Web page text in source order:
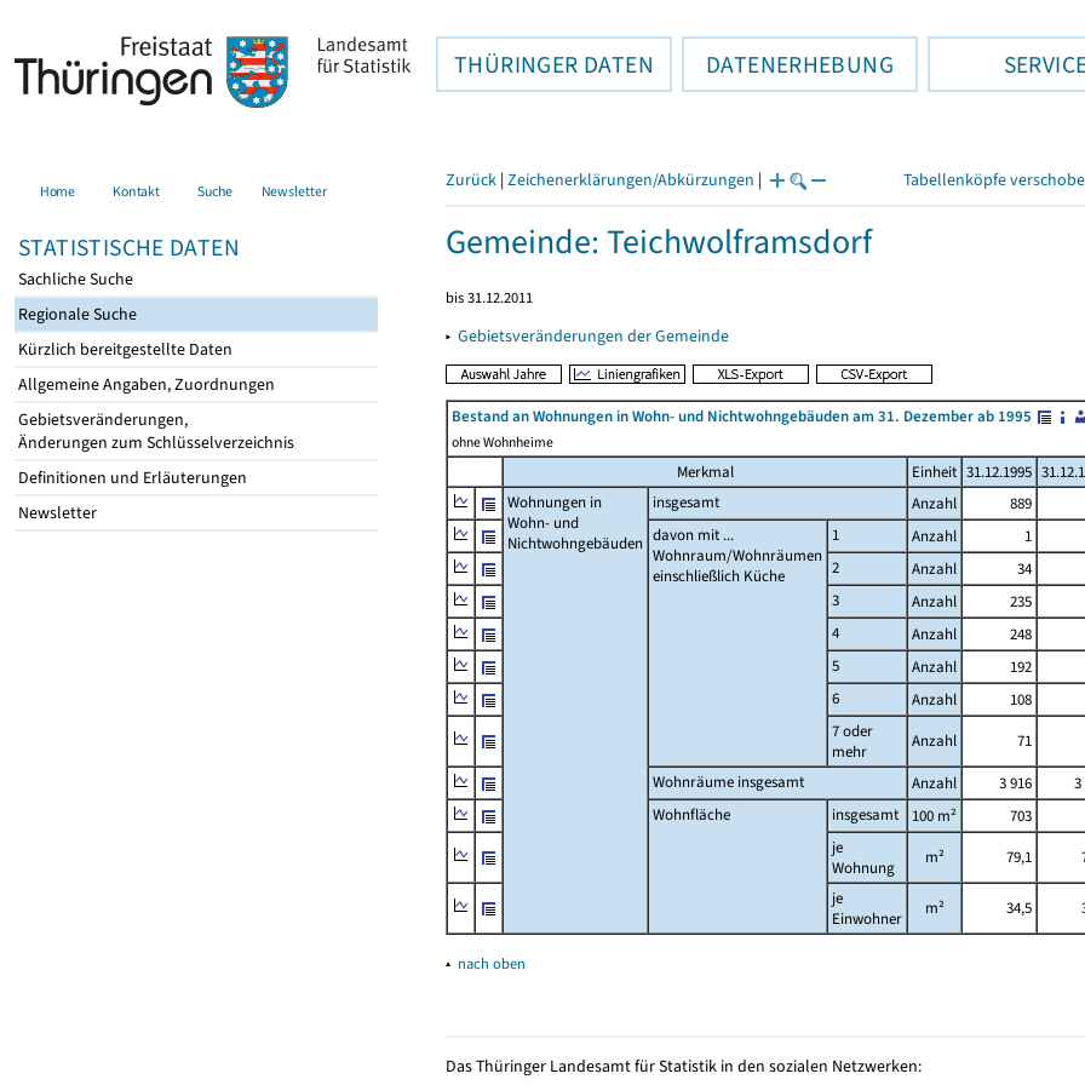
THÜRINGER DATEN DATENERHEBUNG
Home Kontakt Suche Newsletter
STATISTISCHE DATEN
Sachliche Suche
Regionale Suche
Kürzlich bereitgestellte Daten
Allgemeine Angaben, Zuordnungen
Gebietsveränderungen,
Änderungen zum Schlüsselverzeichnis
Definitionen und Erläuterungen
Newsletter
Zurück | Zeichenerklärungen/Abkürzungen | Tabellenköpfe
Gemeinde: Teichwolframsdorf
bis 31.12.2011
▸ Gebietsveränderungen der Gemeinde
Bestand an Wohnungen in Wohn- und Nichtwohngebäuden am 31. Dezember ab 1995
ohne Wohnheime
Merkmal Einheit 31.12.1995
Wohnungen in
Wohn- und
Nichtwohngebäuden
insgesamt Anzahl 889
davon mit ...
Wohnraum/Wohnräumen
einschließlich Küche
1 Anzahl 1
2
Anzahl 34
3
Anzahl 235
4
Anzahl 248
5
Anzahl 192
6
Anzahl 108
7 oder
mehr
Anzahl 71
Wohnräume insgesamt
Anzahl 3 916 3
Wohnfläche
insgesamt 100 m² 703
je
Wohnung
m² 79,1
je
Einwohner
m² 34,5
▴ nach oben
Das Thüringer Landesamt für Statistik in den sozialen Netzwerken: